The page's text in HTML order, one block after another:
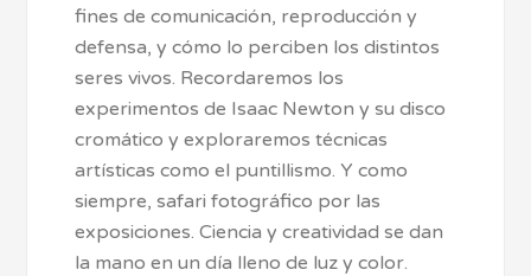
fines de comunicación, reproducción y
defensa, y cómo lo perciben los distintos
seres vivos. Recordaremos los
experimentos de Isaac Newton y su disco
cromático y exploraremos técnicas
artísticas como el puntillismo. Y como
siempre, safari fotográfico por las
exposiciones. Ciencia y creatividad se dan
la mano en un día lleno de luz y color.